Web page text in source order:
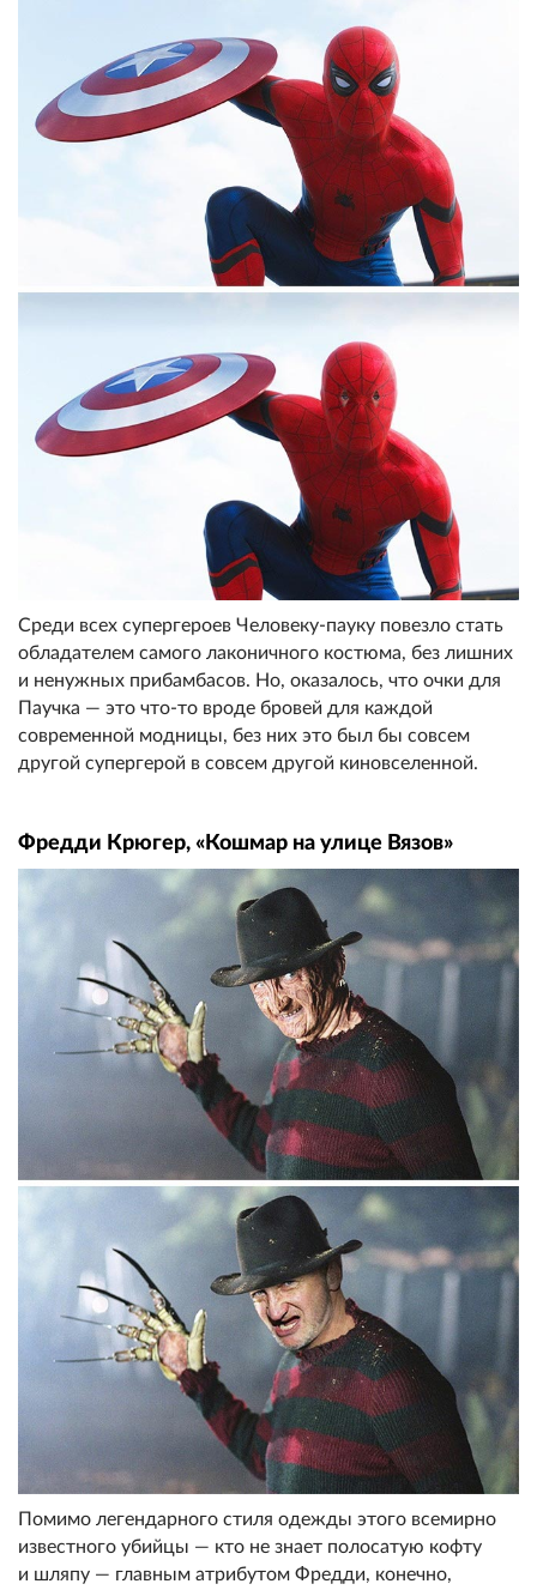
Среди всех супергероев Человеку-пауку повезло стать
обладателем самого лаконичного костюма, без лишних
и ненужных прибамбасов. Но, оказалось, что очки для
Паучка — это что-то вроде бровей для каждой
современной модницы, без них это был бы совсем
другой супергерой в совсем другой киновселенной.
Фредди Крюгер, «Кошмар на улице Вязов»
Помимо легендарного стиля одежды этого всемирно
известного убийцы — кто не знает полосатую кофту
и шляпу — главным атрибутом Фредди, конечно,